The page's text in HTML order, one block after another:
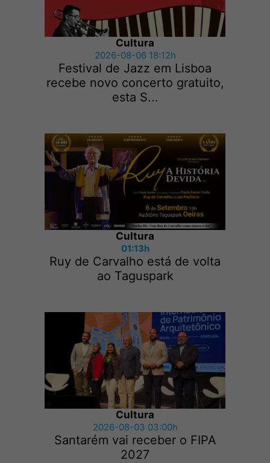
Cultura
2026-08-06 18:12h
Festival de Jazz em Lisboa
recebe novo concerto gratuito,
esta S...
Cultura
01:13h
Ruy de Carvalho está de volta
ao Taguspark
Cultura
2026-08-03 03:00h
Santarém vai receber o FIPA
2027